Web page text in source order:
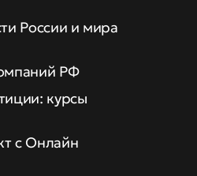
России и мира
РФ
курсы
с Онлайн